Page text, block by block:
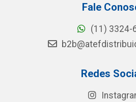
Fale
(11) 3324-
Redes